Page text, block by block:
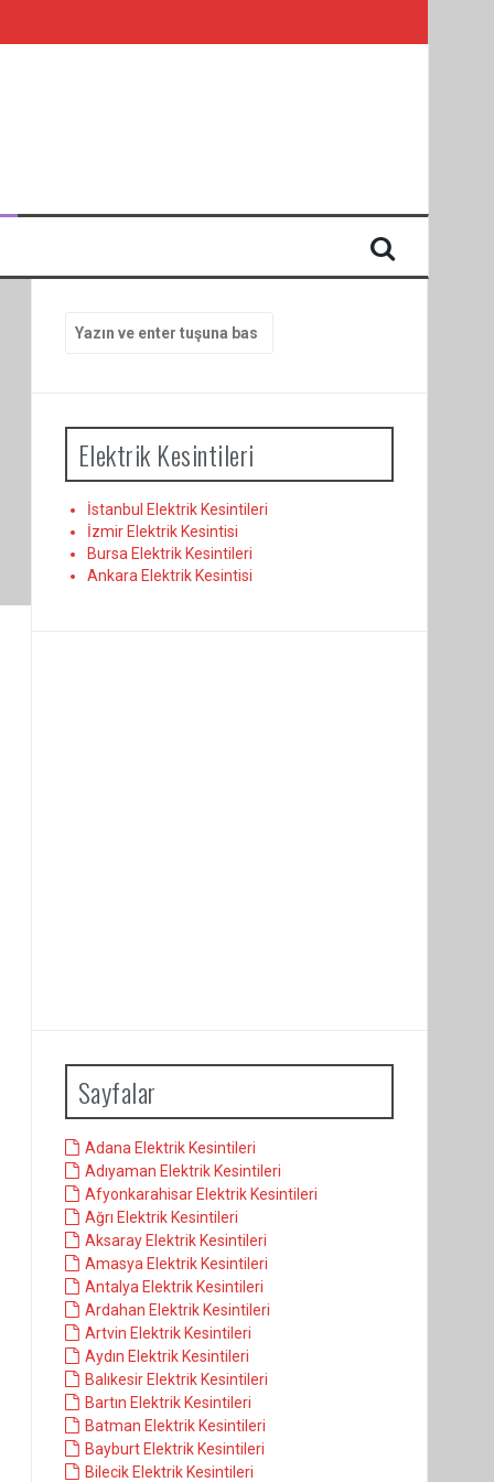
yap:
Elektrik Kesintileri
İstanbul Elektrik Kesintileri
İzmir Elektrik Kesintisi
Bursa Elektrik Kesintileri
Ankara Elektrik Kesintisi
Sayfalar
Adana Elektrik Kesintileri
Adıyaman Elektrik Kesintileri
Afyonkarahisar Elektrik Kesintileri
Ağrı Elektrik Kesintileri
Aksaray Elektrik Kesintileri
Amasya Elektrik Kesintileri
Antalya Elektrik Kesintileri
Ardahan Elektrik Kesintileri
Artvin Elektrik Kesintileri
Aydın Elektrik Kesintileri
Balıkesir Elektrik Kesintileri
Bartın Elektrik Kesintileri
Batman Elektrik Kesintileri
Bayburt Elektrik Kesintileri
Bilecik Elektrik Kesintileri